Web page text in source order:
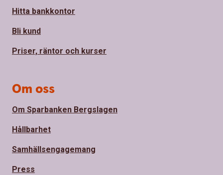
Hitta bankkontor
Bli kund
Priser, räntor och kurser
Om oss
Om Sparbanken Bergslagen
Hållbarhet
Samhällsengagemang
Press